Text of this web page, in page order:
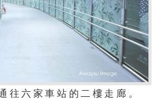
往六家車站的二樓 走廊。